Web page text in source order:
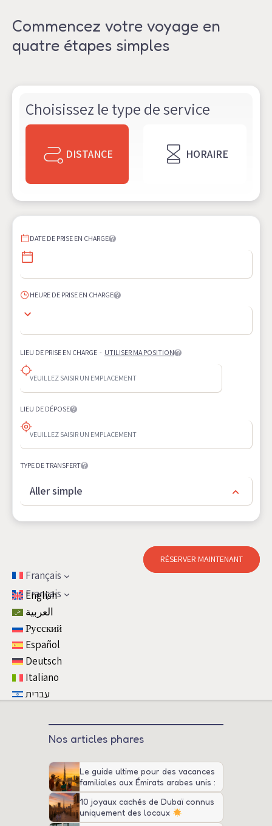
Commencez votre voyage en
quatre étapes simples
Choisissez le type de service
DISTANCE HORAIRE
DATE DE PRISE EN CHARGE
HEURE DE PRISE EN CHARGE
LIEU DE PRISE EN CHARGE - UTILISER MA POSITION
LIEU DE DÉPOSE
TYPE DE TRANSFERT
Aller simple
RÉSERVER MAINTENANT
Français
English
العربية
Русский
Español
Deutsch
Italiano
עברית
Français
Nos articles phares
Le guide ultime pour des vacances
familiales aux Émirats arabes unis :
attractions, conseils et transport
10 joyaux cachés de Dubaï connus
uniquement des locaux